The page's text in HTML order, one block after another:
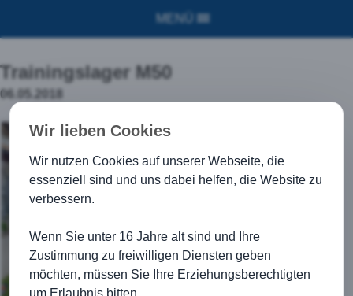
MENÜ
Trainingslager M50
06.05.2018
Wir lieben Cookies
Wir nutzen Cookies auf unserer Webseite, die
essenziell sind und uns dabei helfen, die Website zu
verbessern.
Wenn Sie unter 16 Jahre alt sind und Ihre
Zustimmung zu freiwilligen Diensten geben
möchten, müssen Sie Ihre Erziehungsberechtigten
um Erlaubnis bitten.